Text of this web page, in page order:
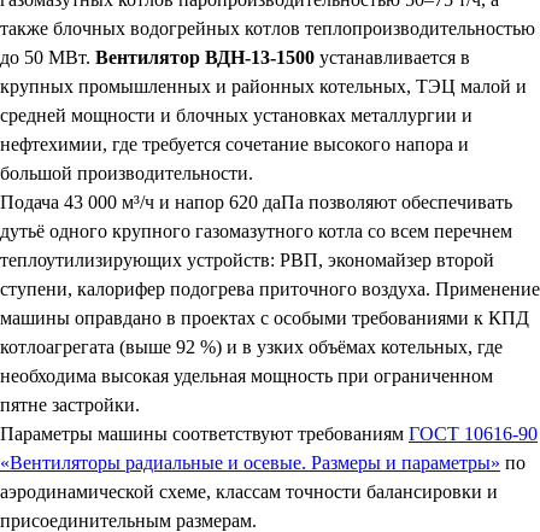
также блочных водогрейных котлов теплопроизводительностью
до 50 МВт. Вентилятор ВДН-13-1500 устанавливается в
крупных промышленных и районных котельных, ТЭЦ малой и
средней мощности и блочных установках металлургии и
нефтехимии, где требуется сочетание высокого напора и
большой производительности.
Подача 43 000 м³/ч и напор 620 даПа позволяют обеспечивать
дутьё одного крупного газомазутного котла со всем перечнем
теплоутилизирующих устройств: РВП, экономайзер второй
ступени, калорифер подогрева приточного воздуха. Применение
машины оправдано в проектах с особыми требованиями к КПД
котлоагрегата (выше 92 %) и в узких объёмах котельных, где
необходима высокая удельная мощность при ограниченном
пятне застройки.
Параметры машины соответствуют требованиям ГОСТ 10616-90
«Вентиляторы радиальные и осевые. Размеры и параметры» по
аэродинамической схеме, классам точности балансировки и
присоединительным размерам.